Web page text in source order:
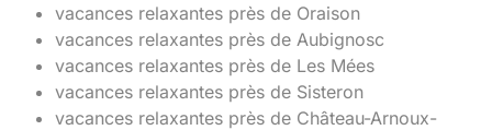
vacances relaxantes près de Oraison
vacances relaxantes près de Aubignosc
vacances relaxantes près de Les Mées
vacances relaxantes près de Sisteron
vacances relaxantes près de Château-Arnoux-